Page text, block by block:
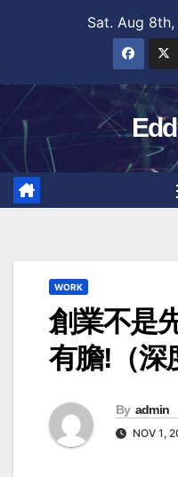
Sat. Aug
WORK
創業不是
有膽!（深
By admin
NOV 1,